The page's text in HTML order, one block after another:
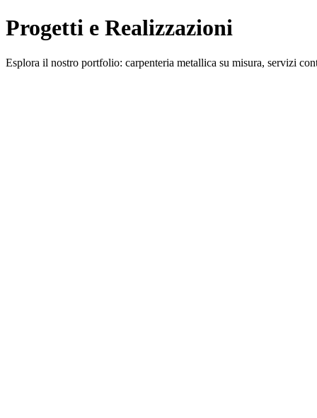
Progetti e Realizzazioni
Esplora il nostro portfolio: carpenteria metallica su misura, servizi